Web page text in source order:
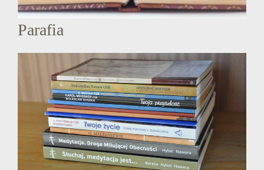
Parafia